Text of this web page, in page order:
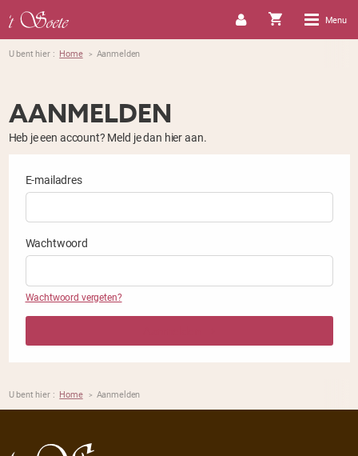
Menu
U bent hier : Home > Aanmelden
AANMELDEN
Heb je een account? Meld je dan hier aan.
E-mailadres
Wachtwoord
Wachtwoord vergeten?
U bent hier : Home > Aanmelden